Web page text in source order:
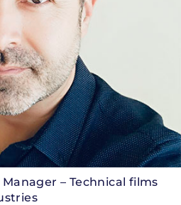
– Technical films